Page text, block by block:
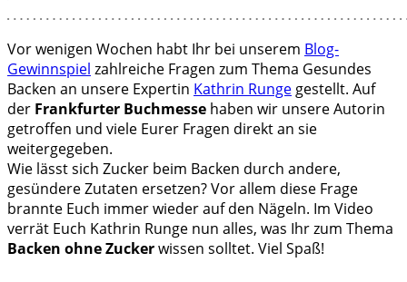
Vor wenigen Wochen habt Ihr bei unserem Blog-
Gewinnspiel zahlreiche Fragen zum Thema Gesundes
Backen an unsere Expertin Kathrin Runge gestellt. Auf
der Frankfurter Buchmesse haben wir unsere Autorin
getroffen und viele Eurer Fragen direkt an sie
weitergegeben.
Wie lässt sich Zucker beim Backen durch andere,
gesündere Zutaten ersetzen? Vor allem diese Frage
brannte Euch immer wieder auf den Nägeln. Im Video
verrät Euch Kathrin Runge nun alles, was Ihr zum Thema
Backen ohne Zuckerwissen solltet. Viel Spaß!